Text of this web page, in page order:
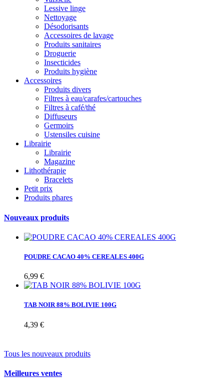
Lessive linge
Nettoyage
Désodorisants
Accessoires de lavage
Produits sanitaires
Droguerie
Insecticides
Produits hygiène
Accessoires
Produits divers
Filtres à eau/carafes/cartouches
Filtres à café/thé
Diffuseurs
Germoirs
Ustensiles cuisine
Librairie
Librairie
Magazine
Lithothérapie
Bracelets
Petit prix
Produits phares
Nouveaux produits
POUDRE CACAO 40% CEREALES 400G
6,99 €
TAB NOIR 88% BOLIVIE 100G
4,39 €
Tous les nouveaux produits
Meilleures ventes